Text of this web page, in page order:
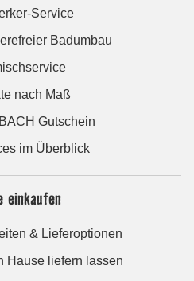
Service
Badumbau
nach Maß
Gutschein
im Überblick
einkaufen
& Lieferoptionen
Hause liefern lassen